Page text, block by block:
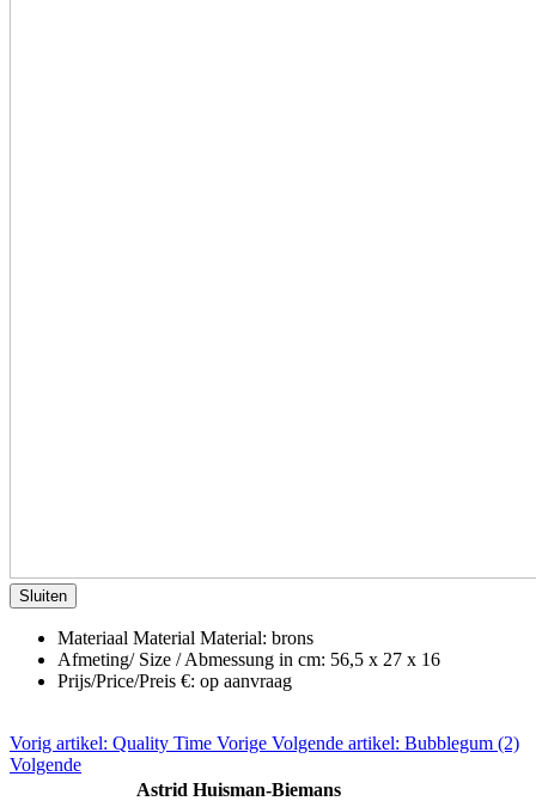
Sluiten
Materiaal Material Material: brons
Afmeting/ Size / Abmessung in cm: 56,5 x 27 x 16
Prijs/Price/Preis €: op aanvraag
Vorig artikel: Quality Time Vorige Volgende artikel: Bubblegum (2)
Volgende
Astrid Huisman-Biemans